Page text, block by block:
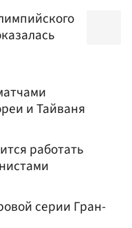
и Тайваня
работать
серии Гран-